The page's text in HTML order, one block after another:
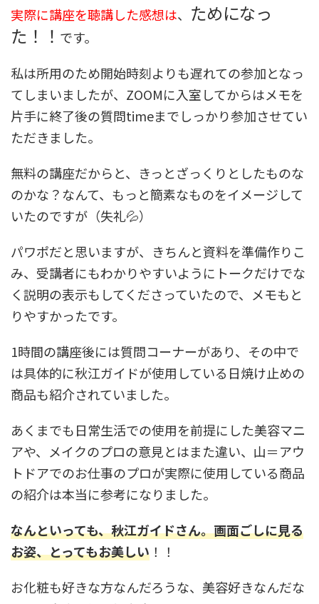
実際に講座を聴講した感想は、 ためになっ
た！！ です。
私は所用のため開始時刻よりも遅れての参加となっ
てしまいましたが、ZOOMに入室してからはメモを
片手に終了後の質問timeまでしっかり参加させてい
ただきました。
無料の講座だからと、きっとざっくりとしたものな
のかな？なんて、もっと簡素なものをイメージして
いたのですが（失礼💦）
パワポだと思いますが、きちんと資料を準備作りこ
み、受講者にもわかりやすいようにトークだけでな
く説明の表示もしてくださっていたので、メモもと
りやすかったです。
1時間の講座後には質問コーナーがあり、その中で
は具体的に秋江ガイドが使用している日焼け止めの
商品も紹介されていました。
あくまでも日常生活での使用を前提にした美容マニ
アや、メイクのプロの意見とはまた違い、山＝アウ
トドアでのお仕事のプロが実際に使用している商品
の紹介は本当に参考になりました。
なんといっても、秋江ガイドさん。画面ごしに見る
お姿、とってもお美しい ！！
お化粧も好きな方なんだろうな、美容好きなんだな